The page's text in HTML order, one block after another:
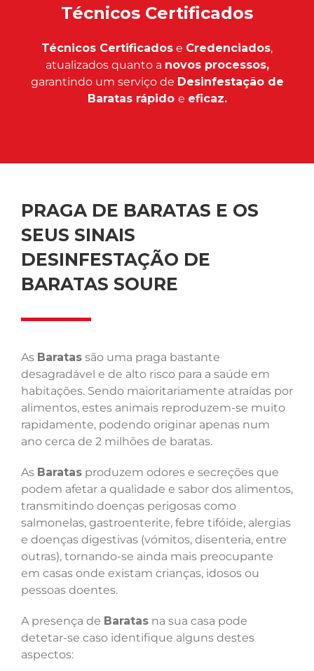
Técnicos Certificados
Técnicos Certificados e Credenciados,
atualizados quanto a novos processos,
garantindo um serviço de Desinfestação de
Baratas rápido e eficaz.
PRAGA DE BARATAS E OS
SEUS SINAIS
DESINFESTAÇÃO DE
BARATAS SOURE
As Baratas são uma praga bastante
desagradável e de alto risco para a saúde em
habitações. Sendo maioritariamente atraídas por
alimentos, estes animais reproduzem-se muito
rapidamente, podendo originar apenas num
ano cerca de 2 milhões de baratas.
As Baratas produzem odores e secreções que
podem afetar a qualidade e sabor dos alimentos,
transmitindo doenças perigosas como
salmonelas, gastroenterite, febre tifóide, alergias
e doenças digestivas (vómitos, disenteria, entre
outras), tornando-se ainda mais preocupante
em casas onde existam crianças, idosos ou
pessoas doentes.
A presença de Baratas na sua casa pode
detetar-se caso identifique alguns destes
aspectos: